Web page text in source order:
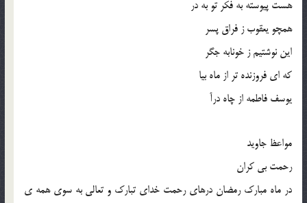
هست پیوسته به فکر تو به در
همچو یعقوب ز فراق پسر
این نوشتیم ز خونابه جگر
که ای فروزنده تر از ماه بیا
یوسف فاطمه از چاه درآ
مواعظ جاوید
رحمت بی کران
در ماه مبارک رمضان درهای رحمت خدای تبارک و تعالی به سوی همه ی